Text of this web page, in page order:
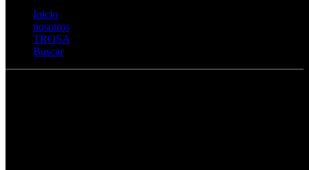
Inicio
nosotros
TROSA
Buscar